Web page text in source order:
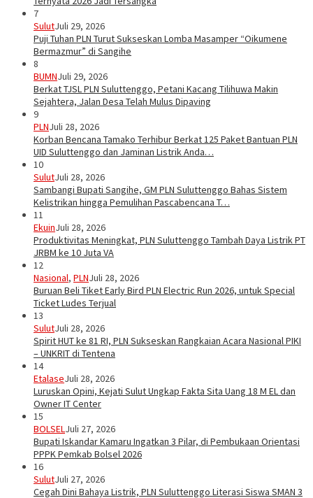
7
SulutJuli 29, 2026
Puji Tuhan PLN Turut Sukseskan Lomba Masamper “Oikumene
Bermazmur” di Sangihe
8
BUMNJuli 29, 2026
Berkat TJSL PLN Suluttenggo, Petani Kacang Tilihuwa Makin
Sejahtera, Jalan Desa Telah Mulus Dipaving
9
PLNJuli 28, 2026
Korban Bencana Tamako Terhibur Berkat 125 Paket Bantuan PLN
UID Suluttenggo dan Jaminan Listrik Anda…
10
SulutJuli 28, 2026
Sambangi Bupati Sangihe, GM PLN Suluttenggo Bahas Sistem
Kelistrikan hingga Pemulihan Pascabencana T…
11
EkuinJuli 28, 2026
Produktivitas Meningkat, PLN Suluttenggo Tambah Daya Listrik PT
JRBM ke 10 Juta VA
12
Nasional, PLNJuli 28, 2026
Buruan Beli Tiket Early Bird PLN Electric Run 2026, untuk Special
Ticket Ludes Terjual
13
SulutJuli 28, 2026
Spirit HUT ke 81 RI, PLN Sukseskan Rangkaian Acara Nasional PIKI
– UNKRIT di Tentena
14
EtalaseJuli 28, 2026
Luruskan Opini, Kejati Sulut Ungkap Fakta Sita Uang 18 M EL dan
Owner IT Center
15
BOLSELJuli 27, 2026
Bupati Iskandar Kamaru Ingatkan 3 Pilar, di Pembukaan Orientasi
PPPK Pemkab Bolsel 2026
16
SulutJuli 27, 2026
Cegah Dini Bahaya Listrik, PLN Suluttenggo Literasi Siswa SMAN 3